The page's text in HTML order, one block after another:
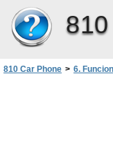
810 Car Phone > 6.